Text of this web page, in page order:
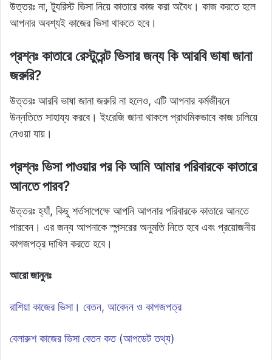
উত্তরঃ না, ট্যুরিস্ট ভিসা নিয়ে কাতারে কাজ করা অবৈধ। কাজ করতে হলে
আপনার অবশ্যই কাজের ভিসা থাকতে হবে।
প্রশ্নঃ কাতারে রেস্টুরেন্ট ভিসার জন্য কি আরবি ভাষা জানা
জরুরি?
উত্তরঃ আরবি ভাষা জানা জরুরি না হলেও, এটি আপনার কর্মজীবনে
উন্নতিতে সাহায্য করবে। ইংরেজি জানা থাকলে প্রাথমিকভাবে কাজ চালিয়ে
নেওয়া যায়।
প্রশ্নঃ ভিসা পাওয়ার পর কি আমি আমার পরিবারকে কাতারে
আনতে পারব?
উত্তরঃ হ্যাঁ, কিছু শর্তসাপেক্ষে আপনি আপনার পরিবারকে কাতারে আনতে
পারবেন। এর জন্য আপনাকে স্পন্সরের অনুমতি নিতে হবে এবং প্রয়োজনীয়
কাগজপত্র দাখিল করতে হবে।
আরো জানুনঃ
রাশিয়া কাজের ভিসা। বেতন, আবেদন ও কাগজপত্র
বেলারুশ কাজের ভিসা বেতন কত (আপডেট তথ্য)